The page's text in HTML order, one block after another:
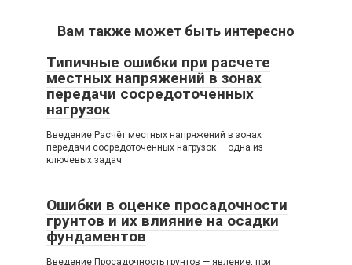
Вам также может быть интересно
Типичные ошибки при расчете
местных напряжений в зонах
передачи сосредоточенных
нагрузок
Введение Расчёт местных напряжений в зонах
передачи сосредоточенных нагрузок — одна из
ключевых задач
Ошибки в оценке просадочности
грунтов и их влияние на осадки
фундаментов
Введение Просадочность грунтов — явление, при